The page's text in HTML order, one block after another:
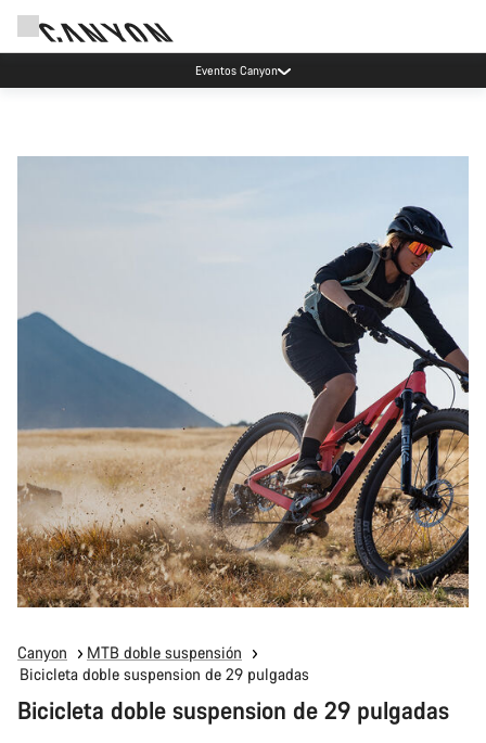
Eventos Canyon
Canyon
MTB doble suspensión
Bicicleta doble suspension de 29 pulgadas
Bicicleta doble suspension de 29 pulgadas